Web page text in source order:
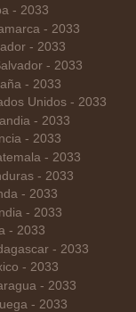
- 2033
- 2033
- 2033
- 2033
- 2033
Unidos - 2033
- 2033
- 2033
- 2033
- 2033
- 2033
- 2033
- 2033
- 2033
- 2033
- 2033
- 2033